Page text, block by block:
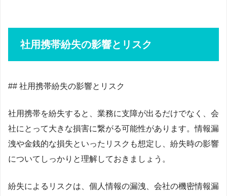
社用携帯紛失の影響とリスク
## 社用携帯紛失の影響とリスク
社用携帯を紛失すると、業務に支障が出るだけでなく、会
社にとって大きな損害に繋がる可能性があります。情報漏
洩や金銭的な損失といったリスクも想定し、紛失時の影響
についてしっかりと理解しておきましょう。
紛失によるリスクは、個人情報の漏洩、会社の機密情報漏